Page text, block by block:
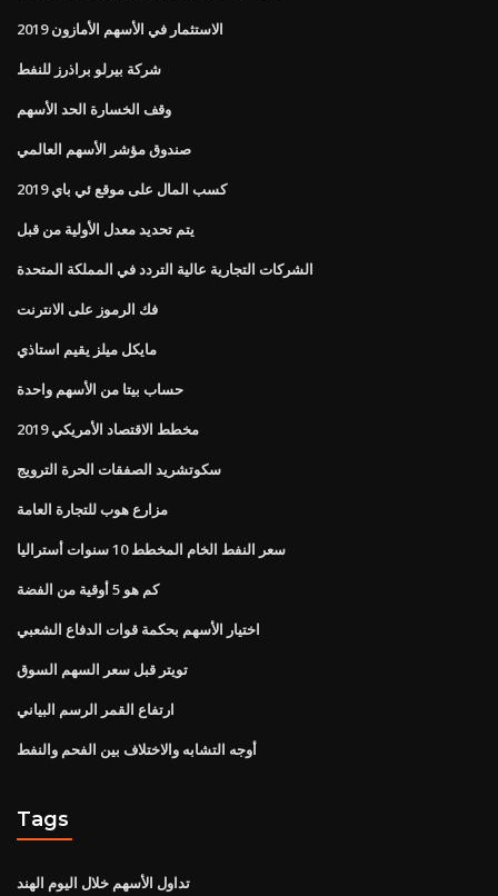
الاستثمار في الأسهم الأمازون 2019
شركة بيرلو براذرز للنفط
وقف الخسارة الحد الأسهم
صندوق مؤشر الأسهم العالمي
كسب المال على موقع ئي باي 2019
يتم تحديد معدل الأولية من قبل
الشركات التجارية عالية التردد في المملكة المتحدة
فك الرموز على الانترنت
مايكل ميلز يقيم استاذي
حساب بيتا من الأسهم واحدة
مخطط الاقتصاد الأمريكي 2019
سكوتشريد الصفقات الحرة الترويج
مزارع هوب للتجارة العامة
سعر النفط الخام المخطط 10 سنوات أستراليا
كم هو 5 أوقية من الفضة
اختيار الأسهم بحكمة قوات الدفاع الشعبي
تويتر قبل سعر السهم السوق
ارتفاع القمر الرسم البياني
أوجه التشابه والاختلاف بين الفحم والنفط
Tags
تداول الأسهم خلال اليوم الهند